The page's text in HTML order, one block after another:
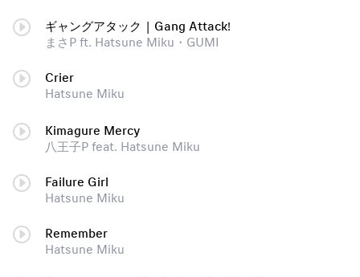
ギャングアタック | Gang Attack!
まさP ft. Hatsune Miku・GUMI
Crier
Hatsune Miku
Kimagure Mercy
八王子P feat. Hatsune Miku
Failure Girl
Hatsune Miku
Remember
Hatsune Miku